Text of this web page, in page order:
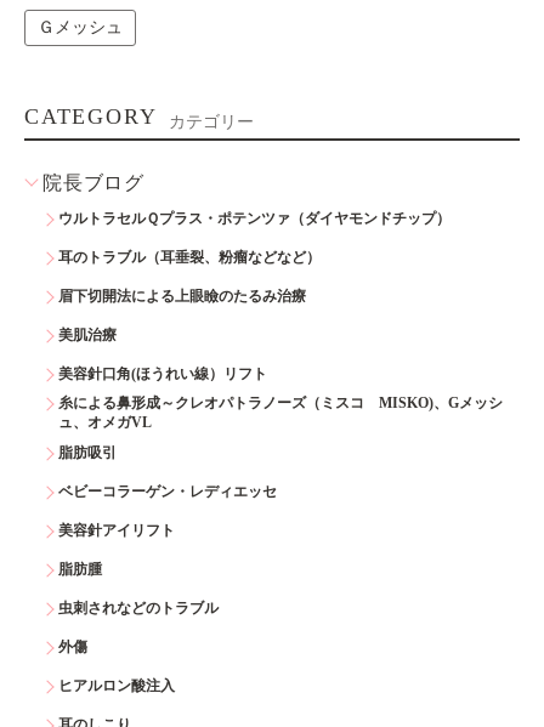
Ｇメッシュ
CATEGORY カテゴリー
院長ブログ
ウルトラセルＱプラス・ポテンツァ（ダイヤモンドチップ）
耳のトラブル（耳垂裂、粉瘤などなど）
眉下切開法による上眼瞼のたるみ治療
美肌治療
美容針口角(ほうれい線）リフト
糸による鼻形成～クレオパトラノーズ（ミスコ MISKO)、Gメッシ
ュ、オメガVL
脂肪吸引
ベビーコラーゲン・レディエッセ
美容針アイリフト
脂肪腫
虫刺されなどのトラブル
外傷
ヒアルロン酸注入